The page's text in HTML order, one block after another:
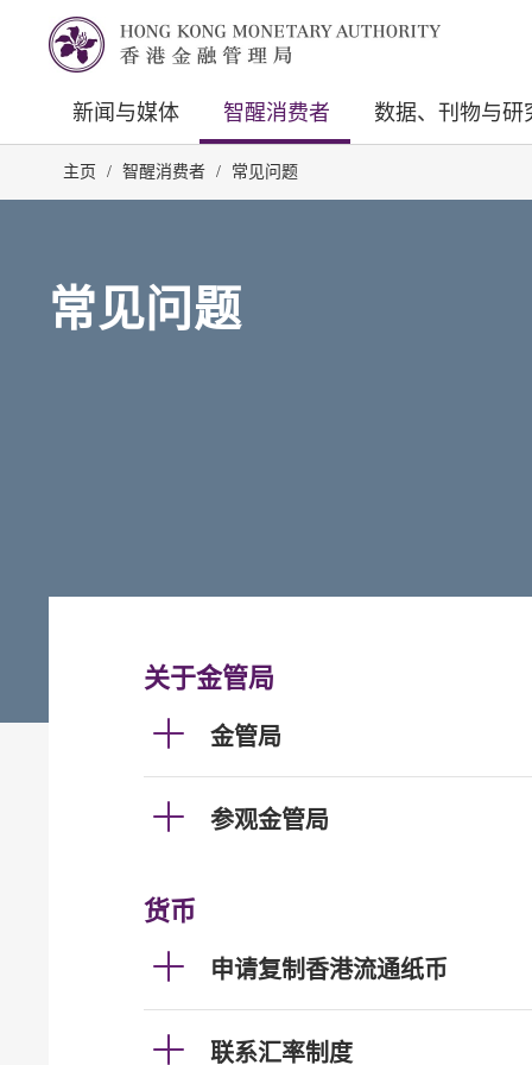
新闻与媒体 智醒消费者 数据、刊物与研
主页 / 智醒消费者 / 常见问题
常见问题
关于金管局
金管局
参观金管局
货币
申请复制香港流通纸币
联系汇率制度